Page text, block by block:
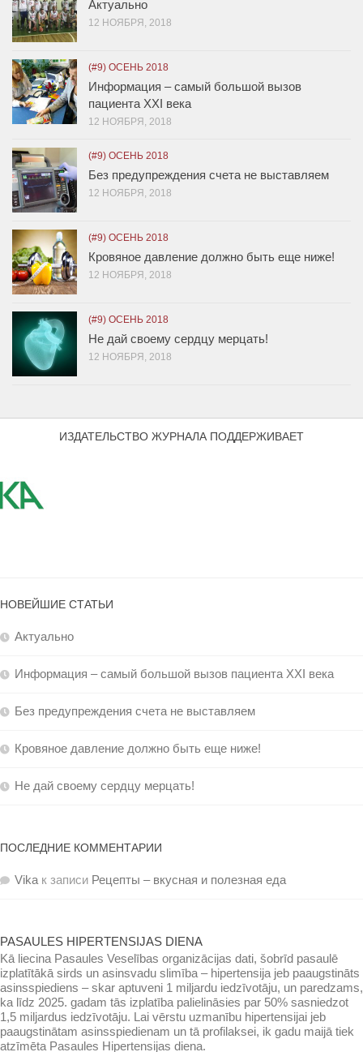
Актуально
12 НОЯБРЯ, 2018
(#9) ОСЕНЬ 2018
Информация – самый большой вызов
пациента XXI века
12 НОЯБРЯ, 2018
(#9) ОСЕНЬ 2018
Без предупреждения счета не выставляем
12 НОЯБРЯ, 2018
(#9) ОСЕНЬ 2018
Кровяное давление должно быть еще ниже!
12 НОЯБРЯ, 2018
(#9) ОСЕНЬ 2018
Не дай своему сердцу мерцать!
12 НОЯБРЯ, 2018
ИЗДАТЕЛЬСТВО ЖУРНАЛА ПОДДЕРЖИВАЕТ
НОВЕЙШИЕ СТАТЬИ
Актуально
Информация – самый большой вызов пациента XXI века
Без предупреждения счета не выставляем
Кровяное давление должно быть еще ниже!
Не дай своему сердцу мерцать!
ПОСЛЕДНИЕ КОММЕНТАРИИ
Vika к записи Рецепты – вкусная и полезная еда
PASAULES HIPERTENSIJAS DIENA
Kā liecina Pasaules Veselības organizācijas dati, šobrīd pasaulē
izplatītākā sirds un asinsvadu slimība – hipertensija jeb paaugstināts
asinsspiediens – skar aptuveni 1 miljardu iedzīvotāju, un paredzams,
ka līdz 2025. gadam tās izplatība palielināsies par 50% sasniedzot
1,5 miljardus iedzīvotāju. Lai vērstu uzmanību hipertensijai jeb
paaugstinātam asinsspiedienam un tā profilaksei, ik gadu maijā tiek
atzīmēta Pasaules Hipertensijas diena.